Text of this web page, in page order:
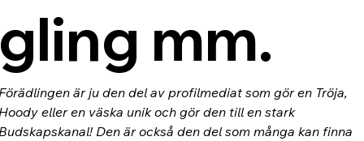
mm.
är ju den del av profilmediat som gör en Tröja,
eller en väska unik och gör den till en stark
Den är också den del som många kan finna